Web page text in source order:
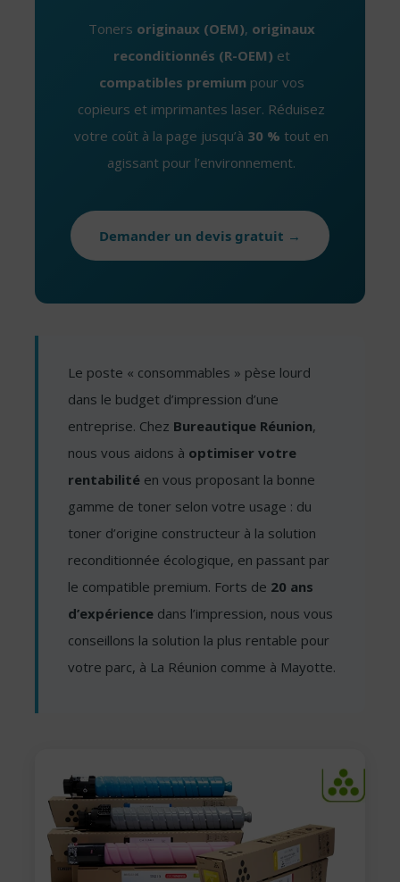
Toners originaux (OEM), originaux
reconditionnés (R-OEM) et
compatibles premium pour vos
copieurs et imprimantes laser. Réduisez
votre coût à la page jusqu’à 30 % tout en
agissant pour l’environnement.
Demander un devis gratuit →
Le poste « consommables » pèse lourd
dans le budget d’impression d’une
entreprise. Chez Bureautique Réunion,
nous vous aidons à optimiser votre
rentabilité en vous proposant la bonne
gamme de toner selon votre usage : du
toner d’origine constructeur à la solution
reconditionnée écologique, en passant par
le compatible premium. Forts de 20 ans
d’expérience dans l’impression, nous vous
conseillons la solution la plus rentable pour
votre parc, à La Réunion comme à Mayotte.